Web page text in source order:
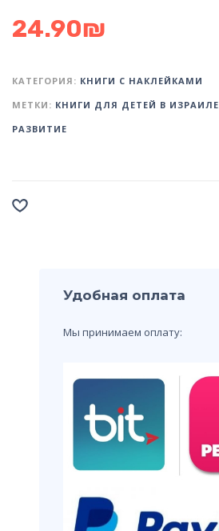
24.90₪
КАТЕГОРИЯ: КНИГИ С НАКЛЕЙКАМИ
МЕТКИ: КНИГИ ДЛЯ ДЕТЕЙ В ИЗРАИЛЕ
РАЗВИТИЕ
Удобная оплата
Мы принимаем оплату: